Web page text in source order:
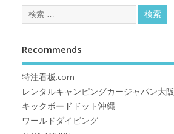
Recommends
特注看板.com
レンタルキャンピングカージャパン大阪
キックボードドット沖縄
ワールドダイビング